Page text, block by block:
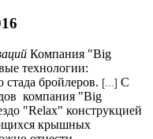
Компания "Big
технологии:
стада бройлеров. [...] С
компания "Big
"Relax" конструкцией
крышных